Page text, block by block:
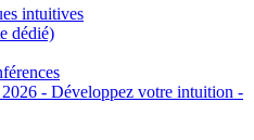
intuitives
dédié)
2026 - Développez votre intuition -